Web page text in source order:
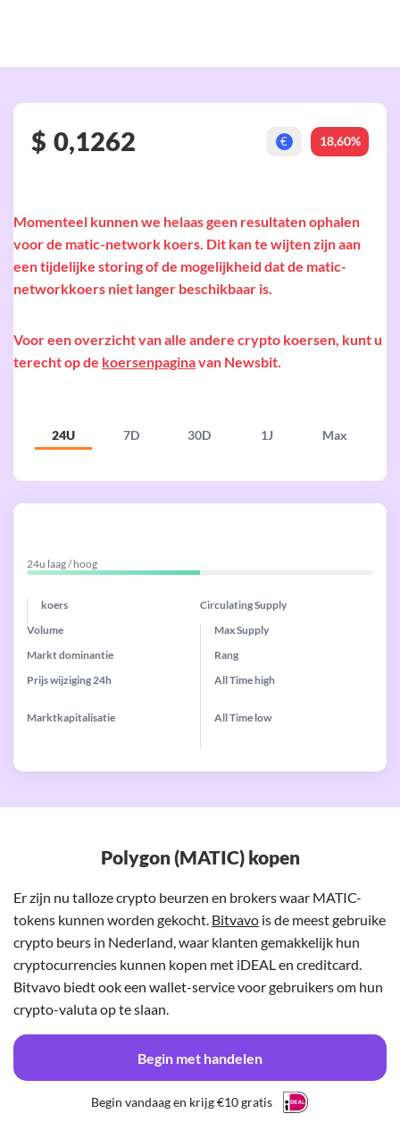
$ 0,1262 € 18,60%
24U 7D 30D 1J Max
Momenteel kunnen we helaas geen resultaten ophalen
voor de matic-network koers. Dit kan te wijten zijn aan
een tijdelijke storing of de mogelijkheid dat de matic-
networkkoers niet langer beschikbaar is.
Voor een overzicht van alle andere crypto koersen, kunt u
terecht op de koersenpaginavan Newsbit.
24u laag / hoog
koers Circulating Supply
Prijs wijziging 24h
Max Supply
Markt dominantie
Marktkapitalisatie
Volume
Rang
All Timehigh
All Time low
Polygon (MATIC) kopen
Er zijn nu talloze crypto beurzen en brokers waar MATIC-
tokens kunnen worden gekocht. Bitvavo is de meest gebruike
crypto beurs in Nederland, waar klanten gemakkelijk hun
cryptocurrencies kunnen kopen met iDEAL en creditcard.
Bitvavo biedt ook een wallet-service voor gebruikers om hun
crypto-valuta op te slaan.
Begin met handelen
Begin vandaag en krijg €10 gratis